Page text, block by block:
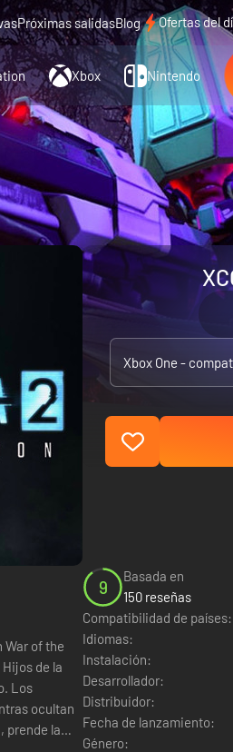
Próximas salidasBlog Ofertas del
Xbox Nintendo
War of the
de la
ocultan
prende la
9
Basada en
150 reseñas
Compatibilidad de países:
Idiomas:
Instalación:
Desarrollador:
Distribuidor:
Fecha de lanzamiento:
Género: